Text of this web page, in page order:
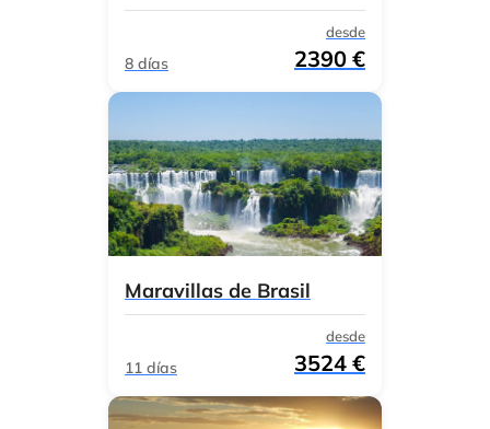
8 días
desde
2390 €
Maravillas de Brasil
11 días
desde
3524 €